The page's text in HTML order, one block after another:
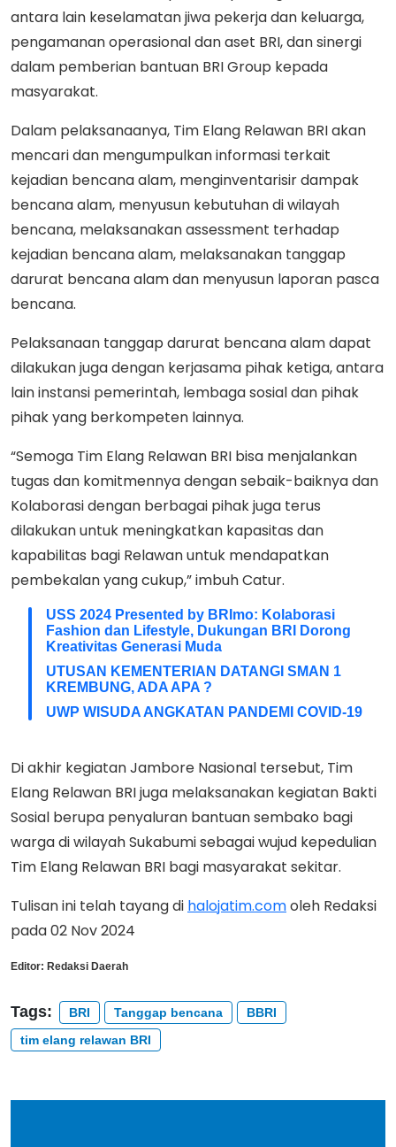
antara lain keselamatan jiwa pekerja dan keluarga,
pengamanan operasional dan aset BRI, dan sinergi
dalam pemberian bantuan BRI Group kepada
masyarakat.
Dalam pelaksanaanya, Tim Elang Relawan BRI akan
mencari dan mengumpulkan informasi terkait
kejadian bencana alam, menginventarisir dampak
bencana alam, menyusun kebutuhan di wilayah
bencana, melaksanakan assessment terhadap
kejadian bencana alam, melaksanakan tanggap
darurat bencana alam dan menyusun laporan pasca
bencana.
Pelaksanaan tanggap darurat bencana alam dapat
dilakukan juga dengan kerjasama pihak ketiga, antara
lain instansi pemerintah, lembaga sosial dan pihak
pihak yang berkompeten lainnya.
“Semoga Tim Elang Relawan BRI bisa menjalankan
tugas dan komitmennya dengan sebaik-baiknya dan
Kolaborasi dengan berbagai pihak juga terus
dilakukan untuk meningkatkan kapasitas dan
kapabilitas bagi Relawan untuk mendapatkan
pembekalan yang cukup,” imbuh Catur.
USS 2024 Presented by BRImo: Kolaborasi
Fashion dan Lifestyle, Dukungan BRI Dorong
Kreativitas Generasi Muda
UTUSAN KEMENTERIAN DATANGI SMAN 1
KREMBUNG, ADA APA ?
UWP WISUDA ANGKATAN PANDEMI COVID-19
Di akhir kegiatan Jambore Nasional tersebut, Tim
Elang Relawan BRI juga melaksanakan kegiatan Bakti
Sosial berupa penyaluran bantuan sembako bagi
warga di wilayah Sukabumi sebagai wujud kepedulian
Tim Elang Relawan BRI bagi masyarakat sekitar.
Tulisan ini telah tayang di halojatim.comoleh Redaksi
pada 02 Nov 2024
Editor: Redaksi Daerah
Tags: BRI Tanggap bencana
BBRI
tim elang relawan BRI